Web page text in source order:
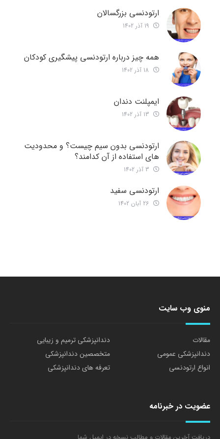
ارتودنسی بزرگسالان
همه چیز درباره ارتودنسی پیشگیری کودکان
ایمپلنت دندان
ارتودنسی بدون سیم چیست؟ و محدودیت
های استفاده از آن کدامند؟
ارتودنسی سفید
منوی وب سایت
مقالات
دندانپزشکی ترمیم و زیبایی
دندانپزشکی عمومی
متخصصین دندانپزشکی
انواع ارتودنسی
تعرفه های دندانپزشکی
عضویت در خبرنامه